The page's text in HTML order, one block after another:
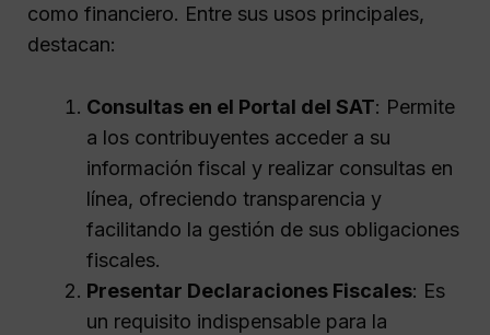
como financiero. Entre sus usos principales,
destacan:
Consultas en el Portal del SAT: Permite
a los contribuyentes acceder a su
información fiscal y realizar consultas en
línea, ofreciendo transparencia y
facilitando la gestión de sus obligaciones
fiscales.
Presentar Declaraciones Fiscales: Es
un requisito indispensable para la